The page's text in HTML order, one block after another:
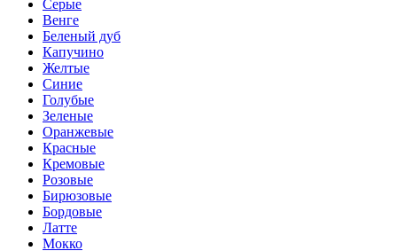
Серые
Венге
Беленый дуб
Капучино
Желтые
Синие
Голубые
Зеленые
Оранжевые
Красные
Кремовые
Розовые
Бирюзовые
Бордовые
Латте
Мокко